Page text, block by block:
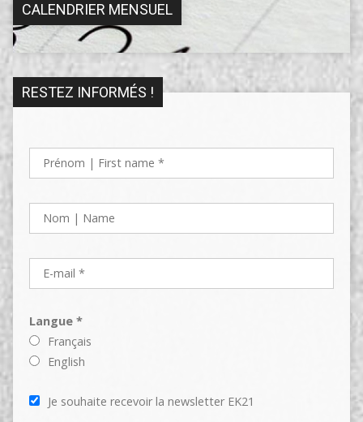
CALENDRIER MENSUEL
RESTEZ INFORMÉS !
Langue *
Français
English
Je souhaite recevoir la newsletter EK21